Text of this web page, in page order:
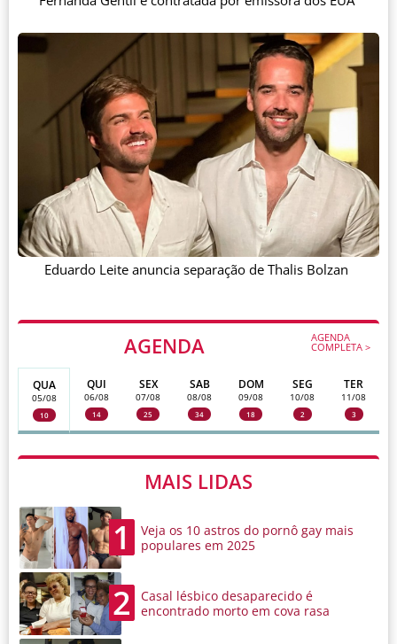
AGENDA AGENDA
COMPLETA >
QUA
05/08
10
QUI
06/08
14
SEX
07/08
25
SAB
08/08
34
DOM
09/08
18
SEG
10/08
2
TER
11/08
3
MAIS LIDAS
1
Veja os 10 astros do pornô gay mais
populares em 2025
2
Casal lésbico desaparecido é
encontrado morto em cova rasa
Eduardo Leite anuncia separação de Thalis Bolzan